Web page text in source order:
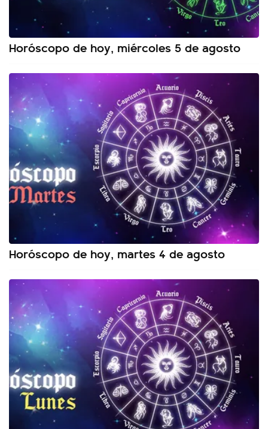
Horóscopo de hoy, miércoles 5 de agosto
Horóscopo de hoy, martes 4 de agosto